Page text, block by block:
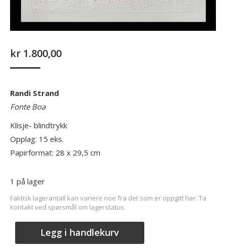
kr 1.800,00
Randi Strand
Fonte Boa
Klisje- blindtrykk
Opplag: 15 eks.
Papirformat: 28 x 29,5 cm
1 på lager
Faktisk lagerantall kan variere noe fra det som er oppgitt her. Ta
kontakt ved spørsmål om lagerstatus.
Legg i handlekurv